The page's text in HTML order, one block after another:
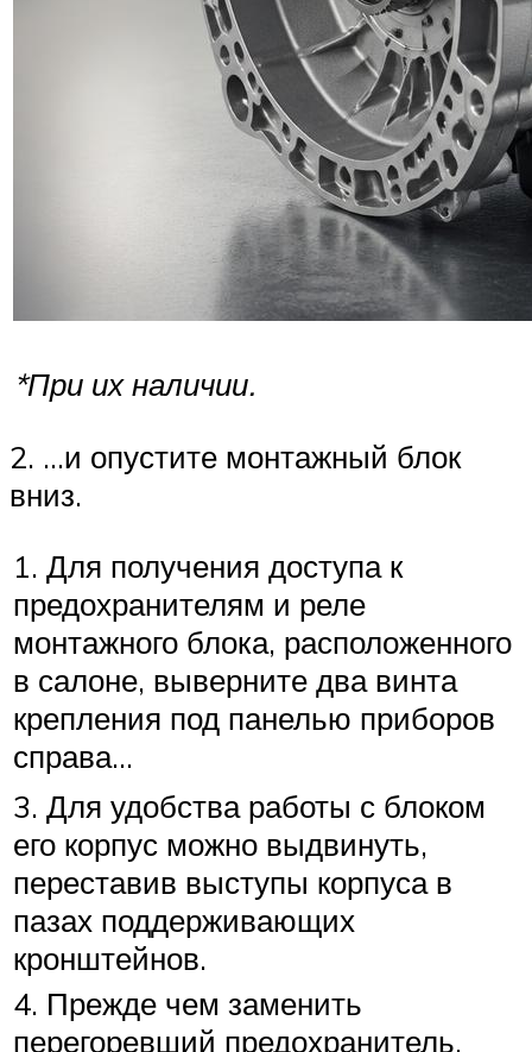
*При их наличии.
2. …и опустите монтажный блок
вниз.
1. Для получения доступа к
предохранителям и реле
монтажного блока, расположенного
в салоне, выверните два винта
крепления под панелью приборов
справа…
3. Для удобства работы с блоком
его корпус можно выдвинуть,
переставив выступы корпуса в
пазах поддерживающих
кронштейнов.
4. Прежде чем заменить
перегоревший предохранитель,